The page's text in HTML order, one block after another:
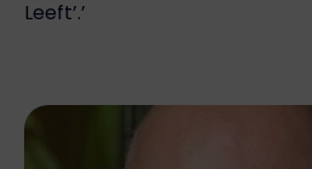
Leeft’.’